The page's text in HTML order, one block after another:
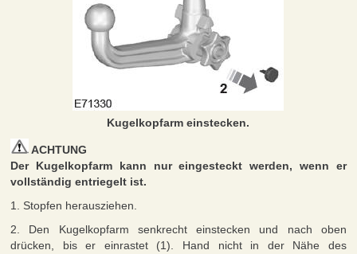
Kugelkopfarm einstecken.
ACHTUNG
Der Kugelkopfarm kann nur eingesteckt werden, wenn er
vollständig entriegelt ist.
1. Stopfen herausziehen.
2. Den Kugelkopfarm senkrecht einstecken und nach oben
drücken, bis er einrastet (1). Hand nicht in der Nähe des